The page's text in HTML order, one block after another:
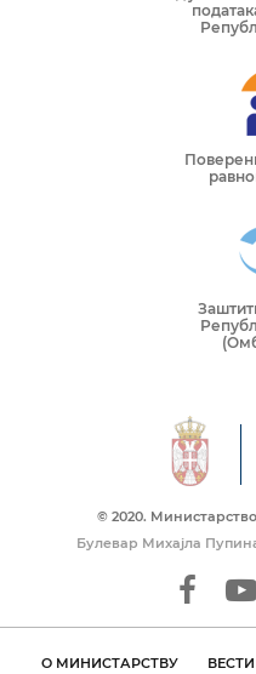
© 2020.
Булевар Михајла
О МИНИСТАРСТВУ ВЕСТИ